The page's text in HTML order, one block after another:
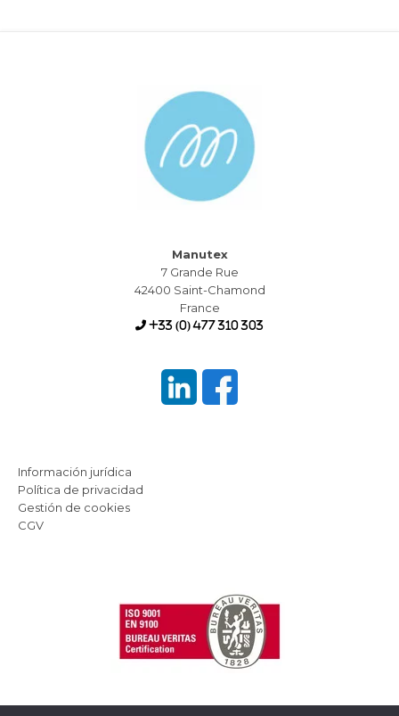
Manutex
7 Grande Rue
42400 Saint-Chamond
France
+33 (0) 477 310 303
Información jurídica
Política de privacidad
Gestión de cookies
CGV